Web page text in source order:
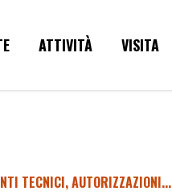
ATTIVITÀ VISITA
TECNICI, AUTORIZZAZIONI...